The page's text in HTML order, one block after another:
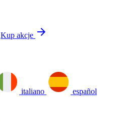
Kup akcje arrow_forward
italiano español